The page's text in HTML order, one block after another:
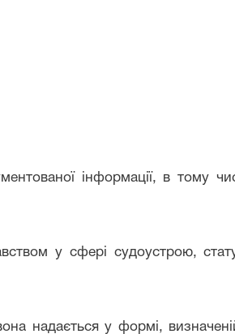
інформації, в тому
у сфері судоустрою,
надається у формі,